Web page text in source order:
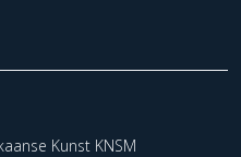
Kunst KNSM